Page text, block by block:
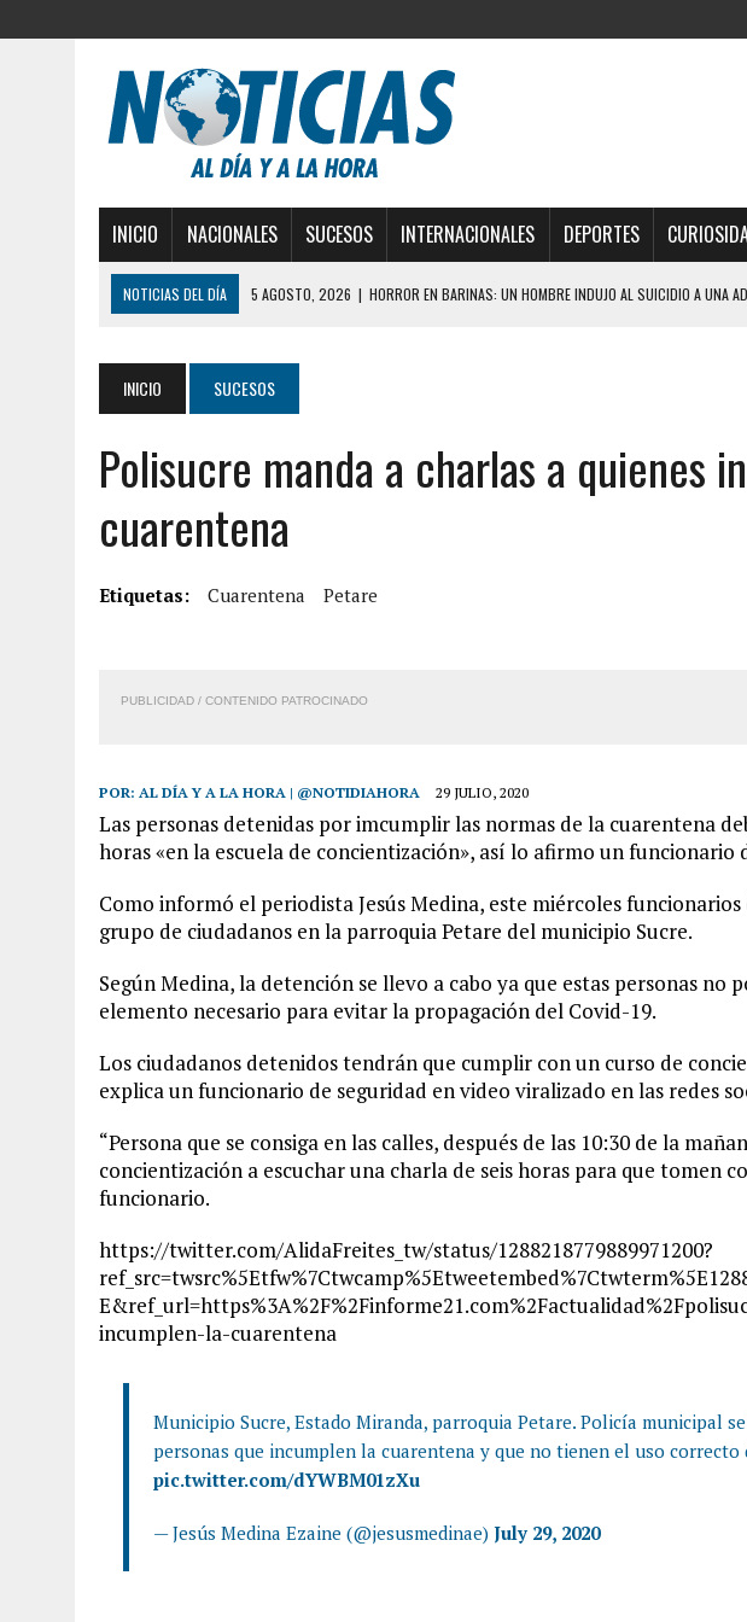
INICIO NACIONALES SUCESOS INTERNACIONALES DEPORTES
NOTICIAS DEL DÍA 5 AGOSTO, 2026 | HORROR EN BARINAS: UN HOMBRE INDUJO AL SUICIDIO A UNA
3 AGOSTO, 2026 | YARACUY: INTENTÓ DESCONECTAR SU NEVERA MIENTRAS LA CASA SE INUNDABA
2 AGOSTO, 2026
AYUDABA A PERSONAS EN SITUACIÓN DE CALLE Y MURIÓ A MANOS DE VARIOS DE ELLOS
2 AGOSTO, 2026
COLAPSÓ TECHO DE UNA VIVIENDA EN EL CENTRO DE CARACAS CON MÁS DE 20
2 AGOSTO, 2026
| FALCÓN: MUJER ATACÓ CON UN CUCHILLO A SUS HIJOS, UNO PERDIÓ LA VIDA
6 AGOSTO, 2026
5 AGOSTO, 2026 | PRESUNTO BROTE PSICÓTICO POR FALTA DE TRATAMIENTO DESENCADENÓ TRAGEDIA
INICIO SUCESOS
Polisucre manda a charlas a quienes
cuarentena
Etiquetas: Cuarentena Petare
PUBLICIDAD / CONTENIDO PATROCINADO
POR: AL DÍA Y A LA HORA | @NOTIDIAHORA 29 JULIO, 2020
Las personas detenidas por imcumplir las normas de la cuarentena
horas «en la escuela de concientización», así lo afirmo un funcionario
Como informó el periodista Jesús Medina, este miércoles
grupo de ciudadanos en la parroquia Petare del municipio Sucre.
Según Medina, la detención se llevo a cabo ya que estas personas no
elemento necesario para evitar la propagación del Covid-19.
Los ciudadanos detenidos tendrán que cumplir con un curso de
explica un funcionario de seguridad en video viralizado en las redes
“Persona que se consiga en las calles, después de las 10:30 de la
concientización a escuchar una charla de seis horas para que tomen
funcionario.
https://twitter.com/AlidaFreites_tw/status/1288218779889971200?
incumplen-la-cuarentena
Municipio Sucre, Estado Miranda, parroquia Petare. Policía municipal
personas que incumplen la cuarentena y que no tienen el uso correcto
pic.twitter.com/dYWBM01zXu
— Jesús Medina Ezaine (@jesusmedinae) July 29, 2020